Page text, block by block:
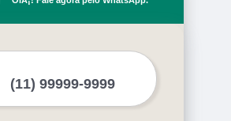
Serviços
Mapa do site
Mais Serviços